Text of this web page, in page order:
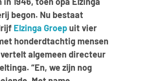
begon. Nu bestaat
Elzinga Groepuit vier
honderdtachtig mensen
algemeen directeur
“En, we zijn nog